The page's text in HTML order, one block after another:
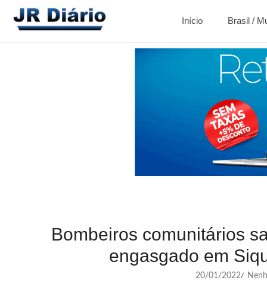
Início Brasil /
Bombeiros comunitários
engasgado em
20/01/2022/